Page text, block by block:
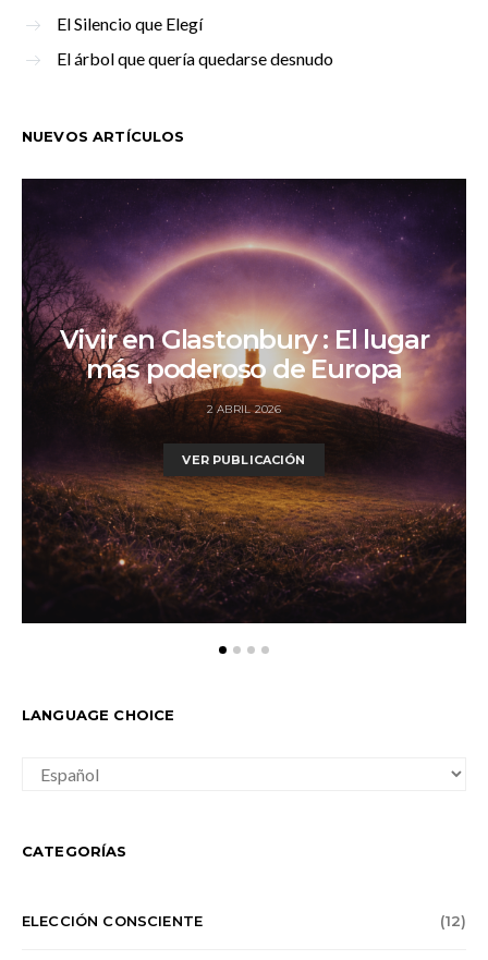
El Silencio que Elegí
El árbol que quería quedarse desnudo
NUEVOS ARTÍCULOS
Vivir en Glastonbury : El lugar
más poderoso de Europa
2 ABRIL 2026
VER PUBLICACIÓN
LANGUAGE CHOICE
CHOICE
CATEGORÍAS
ELECCIÓN CONSCIENTE (12)